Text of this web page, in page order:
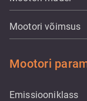
Mootori võimsus
Mootori
Emissiooniklass